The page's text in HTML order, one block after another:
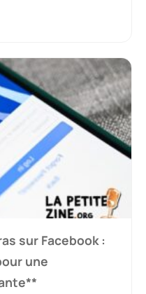
sur Facebook :
une